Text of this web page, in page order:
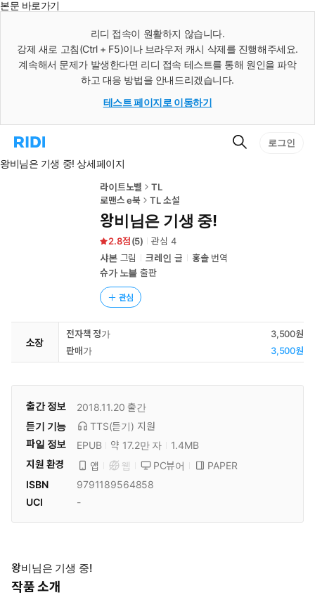
본문 바로가기
리디 접속이 원활하지 않습니다.
강제 새로 고침(Ctrl + F5)이나 브라우저 캐시 삭제를 진행해주세요.
계속해서 문제가 발생한다면 리디 접속 테스트를 통해 원인을 파악
하고 대응 방법을 안내드리겠습니다.
테스트 페이지로 이동하기
리
홈
검
로그인
왕비님은 기생 중! 상세페이지
라이트노벨
TL
로맨스 e북
TL 소설
왕비님은 기생 중!
2.8 (5) 관심 4
샤본그림 크레인 글 홍솔번역
슈가 노블 출판
관심
소장
전자책 정가
3,500원
판매가
3,500원
출간 정보 2018.11.20 출간
듣기 기능
TTS(듣기) 지원
파일 정보
EPUB 약 17.2만 자
1.4MB
지원 환경
앱 웹 PC뷰어
PAPER
ISBN
9791189564858
UCI
-
왕비님은 기생 중!
작품 소개